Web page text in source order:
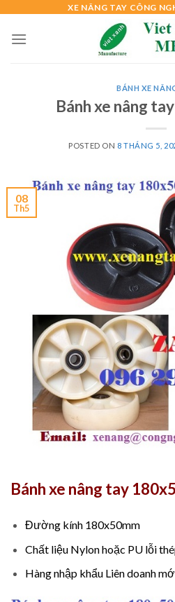
content
XE NÂNG TAY CÔNG
BÁNH XE
Bánh xe nâng
POSTED ON 8 THÁNG 5,
08
Th5
Bánh xe nâng tay
Đường kính 180x50mm
Chất liệu Nylon hoặc PU lỗi
Hàng nhập khẩu Liên doanh